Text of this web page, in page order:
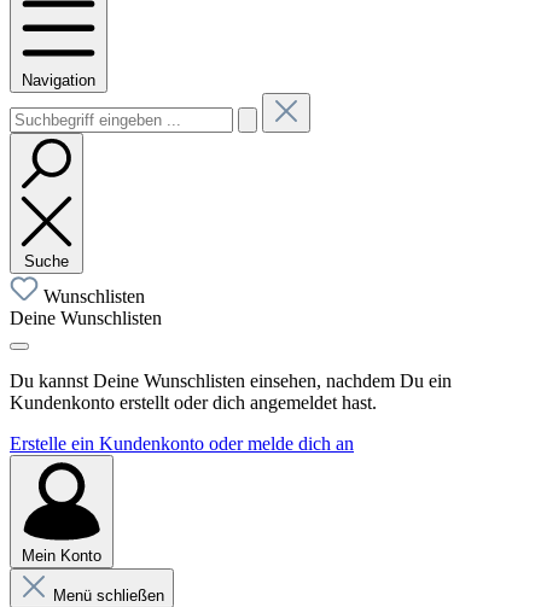
Navigation
Suche
Wunschlisten
Deine Wunschlisten
Du kannst Deine Wunschlisten einsehen, nachdem Du ein
Kundenkonto erstellt oder dich angemeldet hast.
Erstelle ein Kundenkonto oder melde dich an
Mein Konto
Menü schließen